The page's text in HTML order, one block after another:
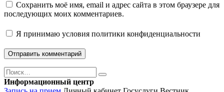
Сохранить моё имя, email и адрес сайта в этом браузере для
последующих моих комментариев.
Я принимаю условия политики конфиденциальности
Поиск
Найти
Информационный центр